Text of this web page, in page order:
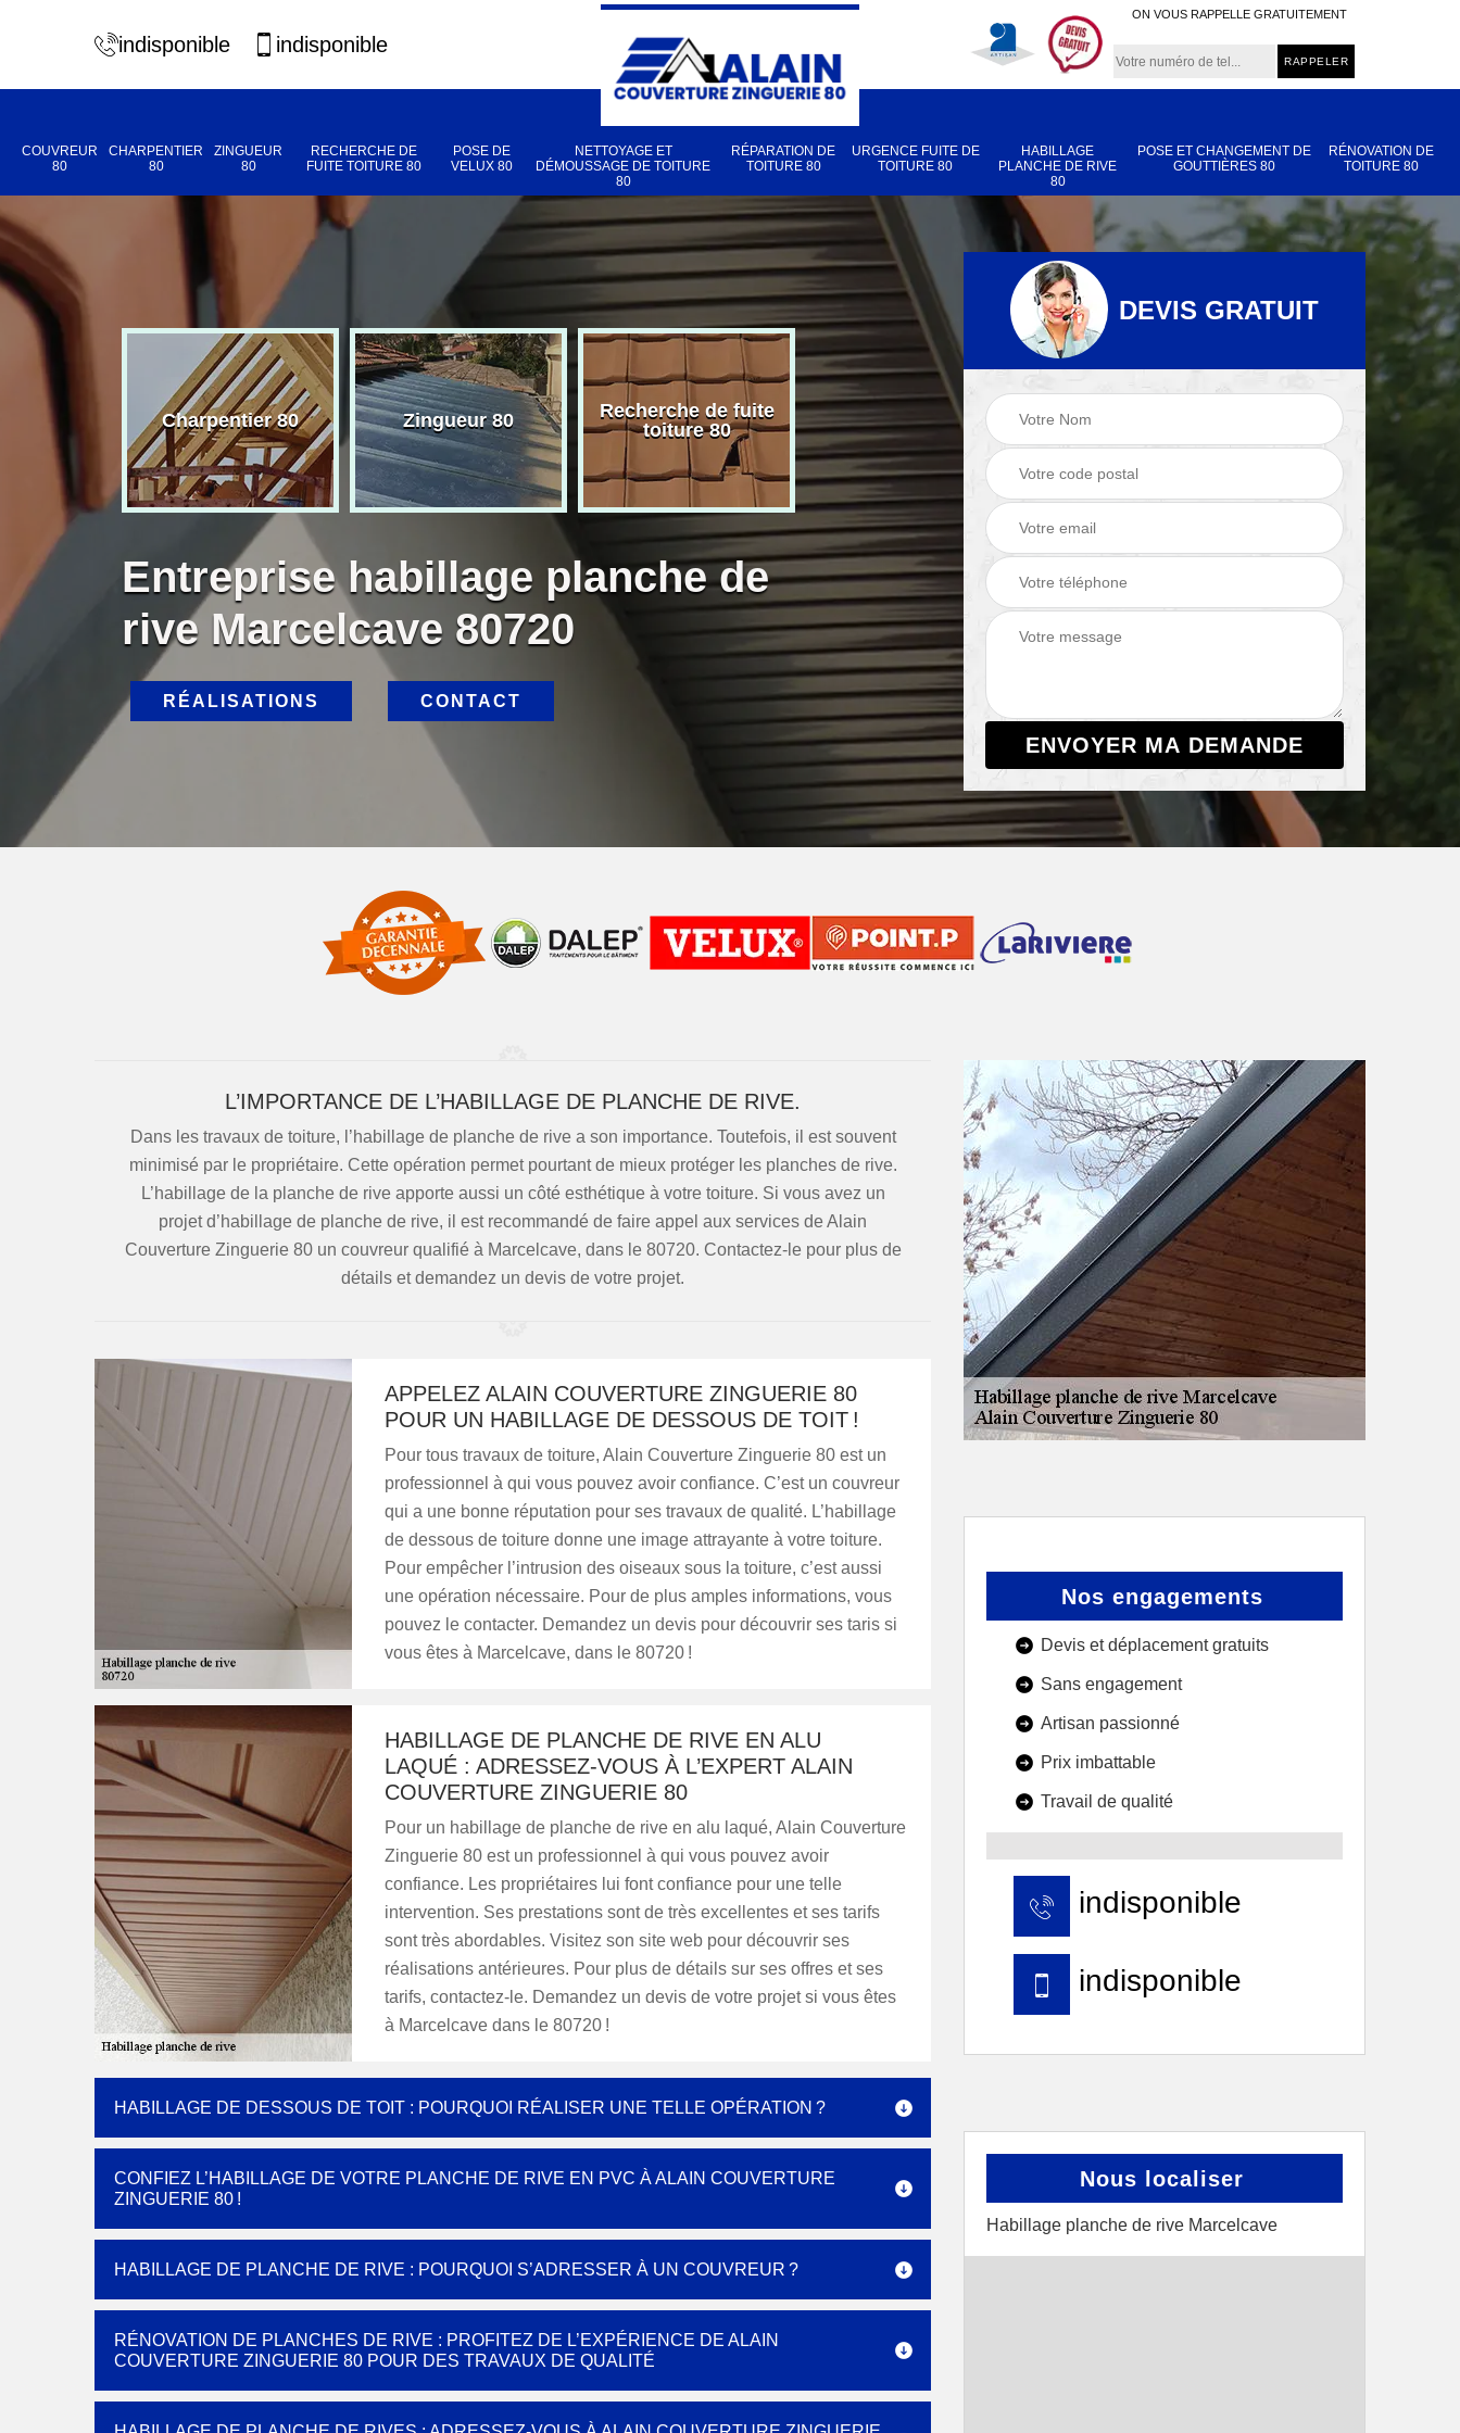
indisponible indisponible
ON VOUS RAPPELLE GRATUITEMENT
COUVREUR
80
CHARPENTIER
80
ZINGUEUR
80
RECHERCHE DE
FUITE TOITURE 80
POSE DE
VELUX 80
NETTOYAGE ET
DÉMOUSSAGE DE TOITURE
80
RÉPARATION DE
TOITURE 80
URGENCE FUITE DE
TOITURE 80
HABILLAGE
PLANCHE DE RIVE
80
POSE ET CHANGEMENT DE
GOUTTIÈRES 80
RÉNOVATION DE
TOITURE 80
80 Charpentier 80 Zingueur 80
Recherche de fuite
toiture 80
Pose de velux 80
Nettoyage et
démoussage de
toiture 80
Réparation de
toiture 80
Entreprise habillage planche de
rive Marcelcave 80720
RÉALISATIONS CONTACT
DEVIS GRATUIT
L’IMPORTANCE DE L’HABILLAGE DE PLANCHE DE RIVE.
Dans les travaux de toiture, l’habillage de planche de rive a son importance. Toutefois, il est souvent
minimisé par le propriétaire. Cette opération permet pourtant de mieux protéger les planches de rive.
L’habillage de la planche de rive apporte aussi un côté esthétique à votre toiture. Si vous avez un
projet d’habillage de planche de rive, il est recommandé de faire appel aux services de Alain
Couverture Zinguerie 80 un couvreur qualifié à Marcelcave, dans le 80720. Contactez-le pour plus de
détails et demandez un devis de votre projet.
APPELEZ ALAIN COUVERTURE ZINGUERIE 80
POUR UN HABILLAGE DE DESSOUS DE TOIT !
Pour tous travaux de toiture, Alain Couverture Zinguerie 80 est un
professionnel à qui vous pouvez avoir confiance. C’est un couvreur
qui a une bonne réputation pour ses travaux de qualité. L’habillage
de dessous de toiture donne une image attrayante à votre toiture.
Pour empêcher l’intrusion des oiseaux sous la toiture, c’est aussi
une opération nécessaire. Pour de plus amples informations, vous
pouvez le contacter. Demandez un devis pour découvrir ses taris si
vous êtes à Marcelcave, dans le 80720 !
HABILLAGE DE PLANCHE DE RIVE EN ALU
LAQUÉ : ADRESSEZ-VOUS À L’EXPERT ALAIN
COUVERTURE ZINGUERIE 80
Pour un habillage de planche de rive en alu laqué, Alain Couverture
Zinguerie 80 est un professionnel à qui vous pouvez avoir
confiance. Les propriétaires lui font confiance pour une telle
intervention. Ses prestations sont de très excellentes et ses tarifs
sont très abordables. Visitez son site web pour découvrir ses
réalisations antérieures. Pour plus de détails sur ses offres et ses
tarifs, contactez-le. Demandez un devis de votre projet si vous êtes
à Marcelcave dans le 80720 !
HABILLAGE DE DESSOUS DE TOIT : POURQUOI RÉALISER UNE TELLE OPÉRATION ?
CONFIEZ L’HABILLAGE DE VOTRE PLANCHE DE RIVE EN PVC À ALAIN COUVERTURE
ZINGUERIE 80 !
HABILLAGE DE PLANCHE DE RIVE : POURQUOI S’ADRESSER À UN COUVREUR ?
RÉNOVATION DE PLANCHES DE RIVE : PROFITEZ DE L’EXPÉRIENCE DE ALAIN
COUVERTURE ZINGUERIE 80 POUR DES TRAVAUX DE QUALITÉ
Nos engagements
Devis et déplacement gratuits
Sans engagement
Artisan passionné
Prix imbattable
Travail de qualité
indisponible
indisponible
Nous localiser
Habillage planche de rive Marcelcave